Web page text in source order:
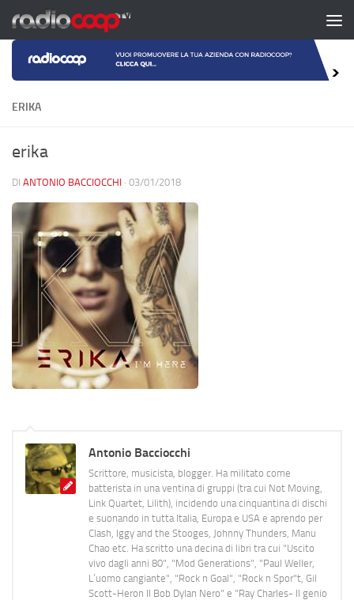
Salta al contenuto
ERIKA
erika
DI ANTONIO BACCIOCCHI · 03/01/2018
Antonio Bacciocchi
Scrittore, musicista, blogger. Ha militato come
batterista in una ventina di gruppi (tra cui Not Moving,
Link Quartet, Lilith), incidendo una cinquantina di dischi
e suonando in tutta Italia, Europa e USA e aprendo per
Clash, Iggy and the Stooges, Johnny Thunders, Manu
Chao etc. Ha scritto una decina di libri tra cui "Uscito
vivo dagli anni 80", "Mod Generations", "Paul Weller,
L’uomo cangiante", "Rock n Goal", "Rock n Spor"t, Gil
Scott-Heron Il Bob Dylan Nero" e "Ray Charles- Il genio